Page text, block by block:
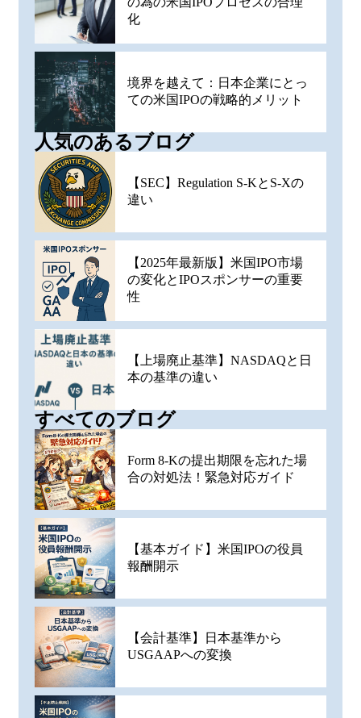
化
境界を越えて：日本企業にとっ
ての米国IPOの戦略的メリット
人気のあるブログ
【SEC】Regulation S-KとS-Xの
違い
【2025年最新版】米国IPO市場
の変化とIPOスポンサーの重要
性
【上場廃止基準】NASDAQと日
本の基準の違い
すべてのブログ
Form 8-Kの提出期限を忘れた場
合の対処法！緊急対応ガイド
【基本ガイド】米国IPOの役員
報酬開示
【会計基準】日本基準から
USGAAPへの変換